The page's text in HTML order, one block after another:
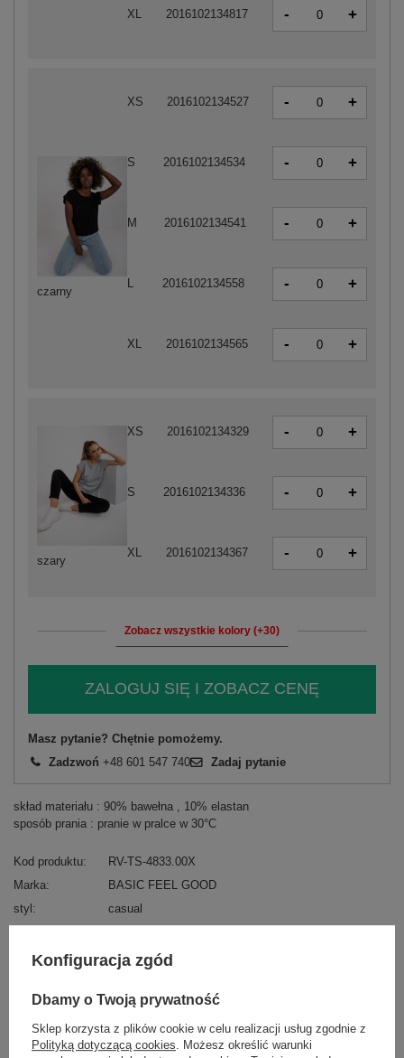
XL 2016102134817 - +
czarny
XS 2016102134527 - +
S 2016102134534 - +
M 2016102134541 - +
L 2016102134558 - +
XL 2016102134565 - +
szary
XS 2016102134329 - +
S 2016102134336 - +
XL 2016102134367 - +
Zobacz wszystkie kolory (+30)
ZALOGUJ SIĘ I ZOBACZ CENĘ
Masz pytanie? Chętnie pomożemy.
Zadzwoń +48 601 547 740 Zadaj pytanie
skład materiału : 90% bawełna , 10% elastan
sposób prania : pranie w pralce w 30°C
Kod produktu
RV-TS-4833.00X
Marka
BASIC FEEL GOOD
styl
casual
materiał
bawełna
rękaw
krótki rękaw
dekolt
okrągły
skład materiału
90% bawełna 10% elastan
Konfiguracja zgód
Dbamy o Twoją prywatność
Sklep korzysta z plików cookie w celu realizacji usług zgodnie z
Polityką dotyczącą cookies . Możesz określić warunki